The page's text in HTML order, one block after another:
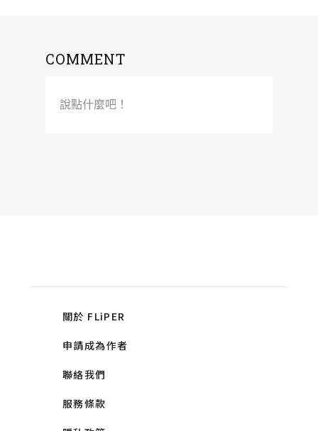
COMMENT
說點什麼吧！
關於 FLiPER
申請成為作者
聯絡我們
服務條款